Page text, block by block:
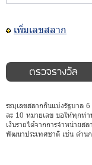
เพิ่มเลขสลาก
ระบุเลขสลากกินแบ่งรัฐบาล
ละ 10 หมายเลข ขอให้ทุกท่า
เงินรายได้จากการจำหน่ายส
พัฒนาประเทศชาติ เช่น ด้าน